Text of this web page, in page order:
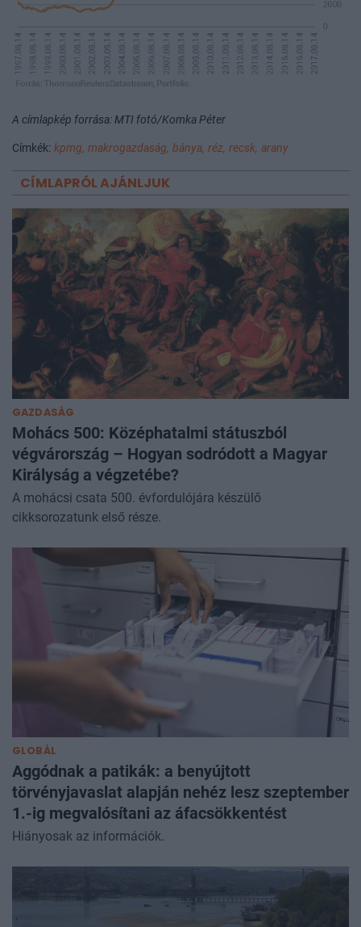
A címlapkép forrása: MTI fotó/Komka Péter
Címkék: kpmg, makrogazdaság, bánya, réz, recsk, arany
CÍMLAPRÓL AJÁNLJUK
GAZDASÁG
Mohács 500: Középhatalmi státuszból
végvárország – Hogyan sodródott a Magyar
Királyság a végzetébe?
A mohácsi csata 500. évfordulójára készülő
cikksorozatunk első része.
GLOBÁL
Aggódnak a patikák: a benyújtott
törvényjavaslat alapján nehéz lesz szeptember
1.-ig megvalósítani az áfacsökkentést
Hiányosak az információk.